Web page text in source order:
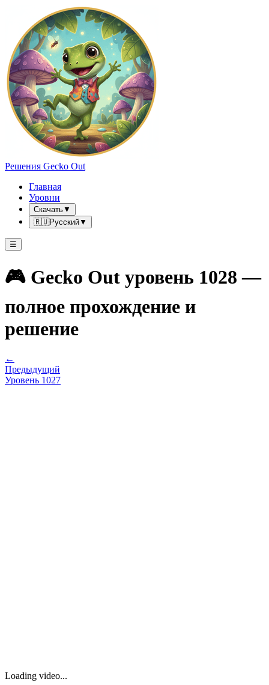
Решения Gecko Out
Главная
Уровни
Скачать▼
🇷🇺Русский▼
☰
🎮 Gecko Out уровень 1028 —
полное прохождение и
решение
←
Предыдущий
Уровень 1027
Loading video...